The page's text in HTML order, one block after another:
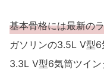
基本骨格には最新の
ガソリンの3.5L V型
3.3L V型6気筒ツイ